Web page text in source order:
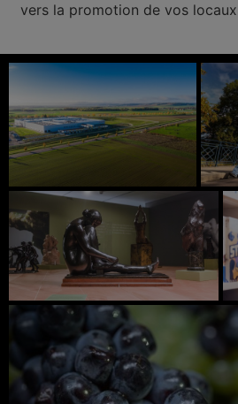
vers la promotion de vos